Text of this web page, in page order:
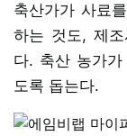
축산가가 사료
하는 것도, 제
다. 축산 농가
도록 돕는다.